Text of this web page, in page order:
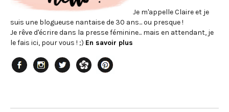
Je m'appelle Claire et je
suis une blogueuse nantaise de 30 ans... ou presque !
Je rêve d'écrire dans la presse féminine... mais en attendant, je
le fais ici, pour vous ! ;) En savoir plus